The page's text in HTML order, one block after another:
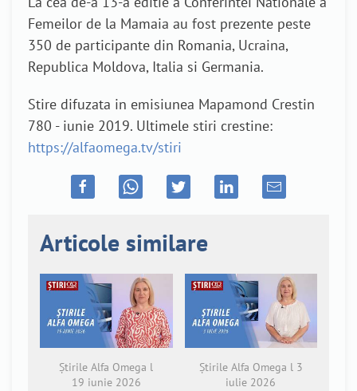
Femeilor de la Mamaia au fost prezente peste
350 de participante din Romania, Ucraina,
Republica Moldova, Italia si Germania.
Stire difuzata in emisiunea Mapamond Crestin
780 - iunie 2019. Ultimele stiri crestine:
https://alfaomega.tv/stiri
Articole similare
Știrile Alfa Omega l
19 iunie 2026
Știrile Alfa Omega l 3
iulie 2026